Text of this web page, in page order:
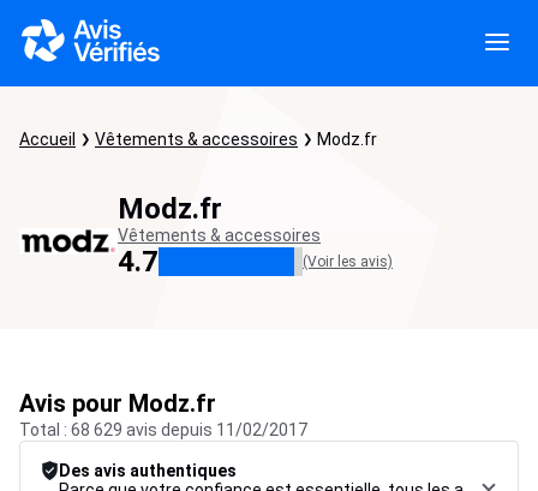
Accueil Vêtements & accessoires Modz.fr
Modz.fr
Vêtements & accessoires
4.7 (Voir les avis)
Avis pour Modz.fr
Total : 68 629 avis depuis 11/02/2017
Des avis authentiques